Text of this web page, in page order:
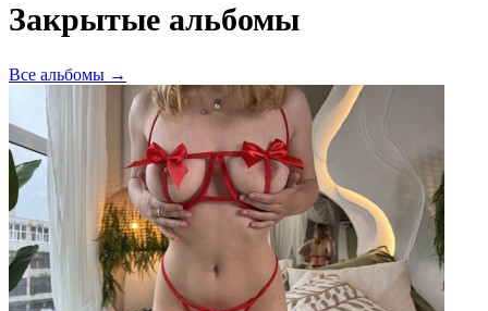
Закрытые альбомы
Все альбомы →